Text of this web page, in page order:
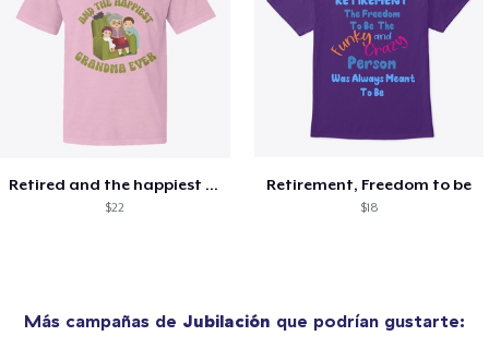
Retired and the happiest grandma ever
$22
Retirement, Freedom to be
$18
Más campañas de Jubilación que podrían gustarte: